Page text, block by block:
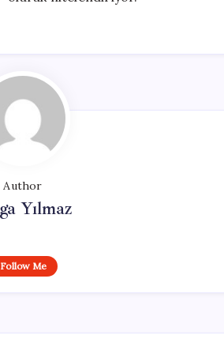
Author
Yılmaz
Follow Me